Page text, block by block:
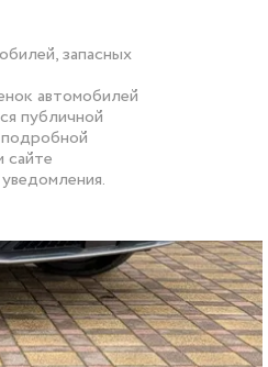
запасных
автомобилей
публичной
сайте